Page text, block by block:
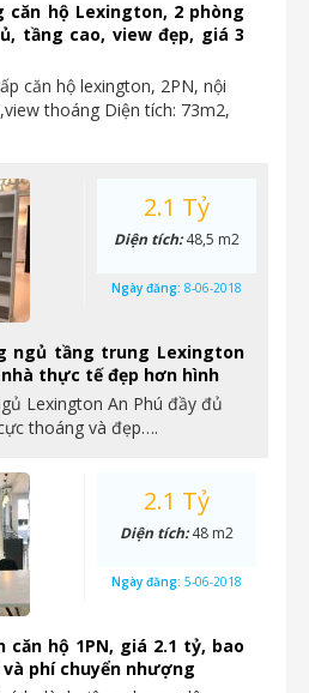
căn hộ Lexington, 2 phòng
tầng cao, view đẹp, giá 3
căn hộ lexington, 2PN, nội
thoáng Diện tích: 73m2,
ngủ tầng trung Lexington
thực tế đẹp hơn hình
Lexington An Phú đầy đủ
thoáng và đẹp….
2.1 Tỷ
Diện tích:48,5 m2
Ngày đăng: 8-06-2018
căn hộ 1PN, giá 2.1 tỷ, bao
phí chuyển nhượng
2.1 Tỷ
Diện tích:48 m2
Ngày đăng: 5-06-2018